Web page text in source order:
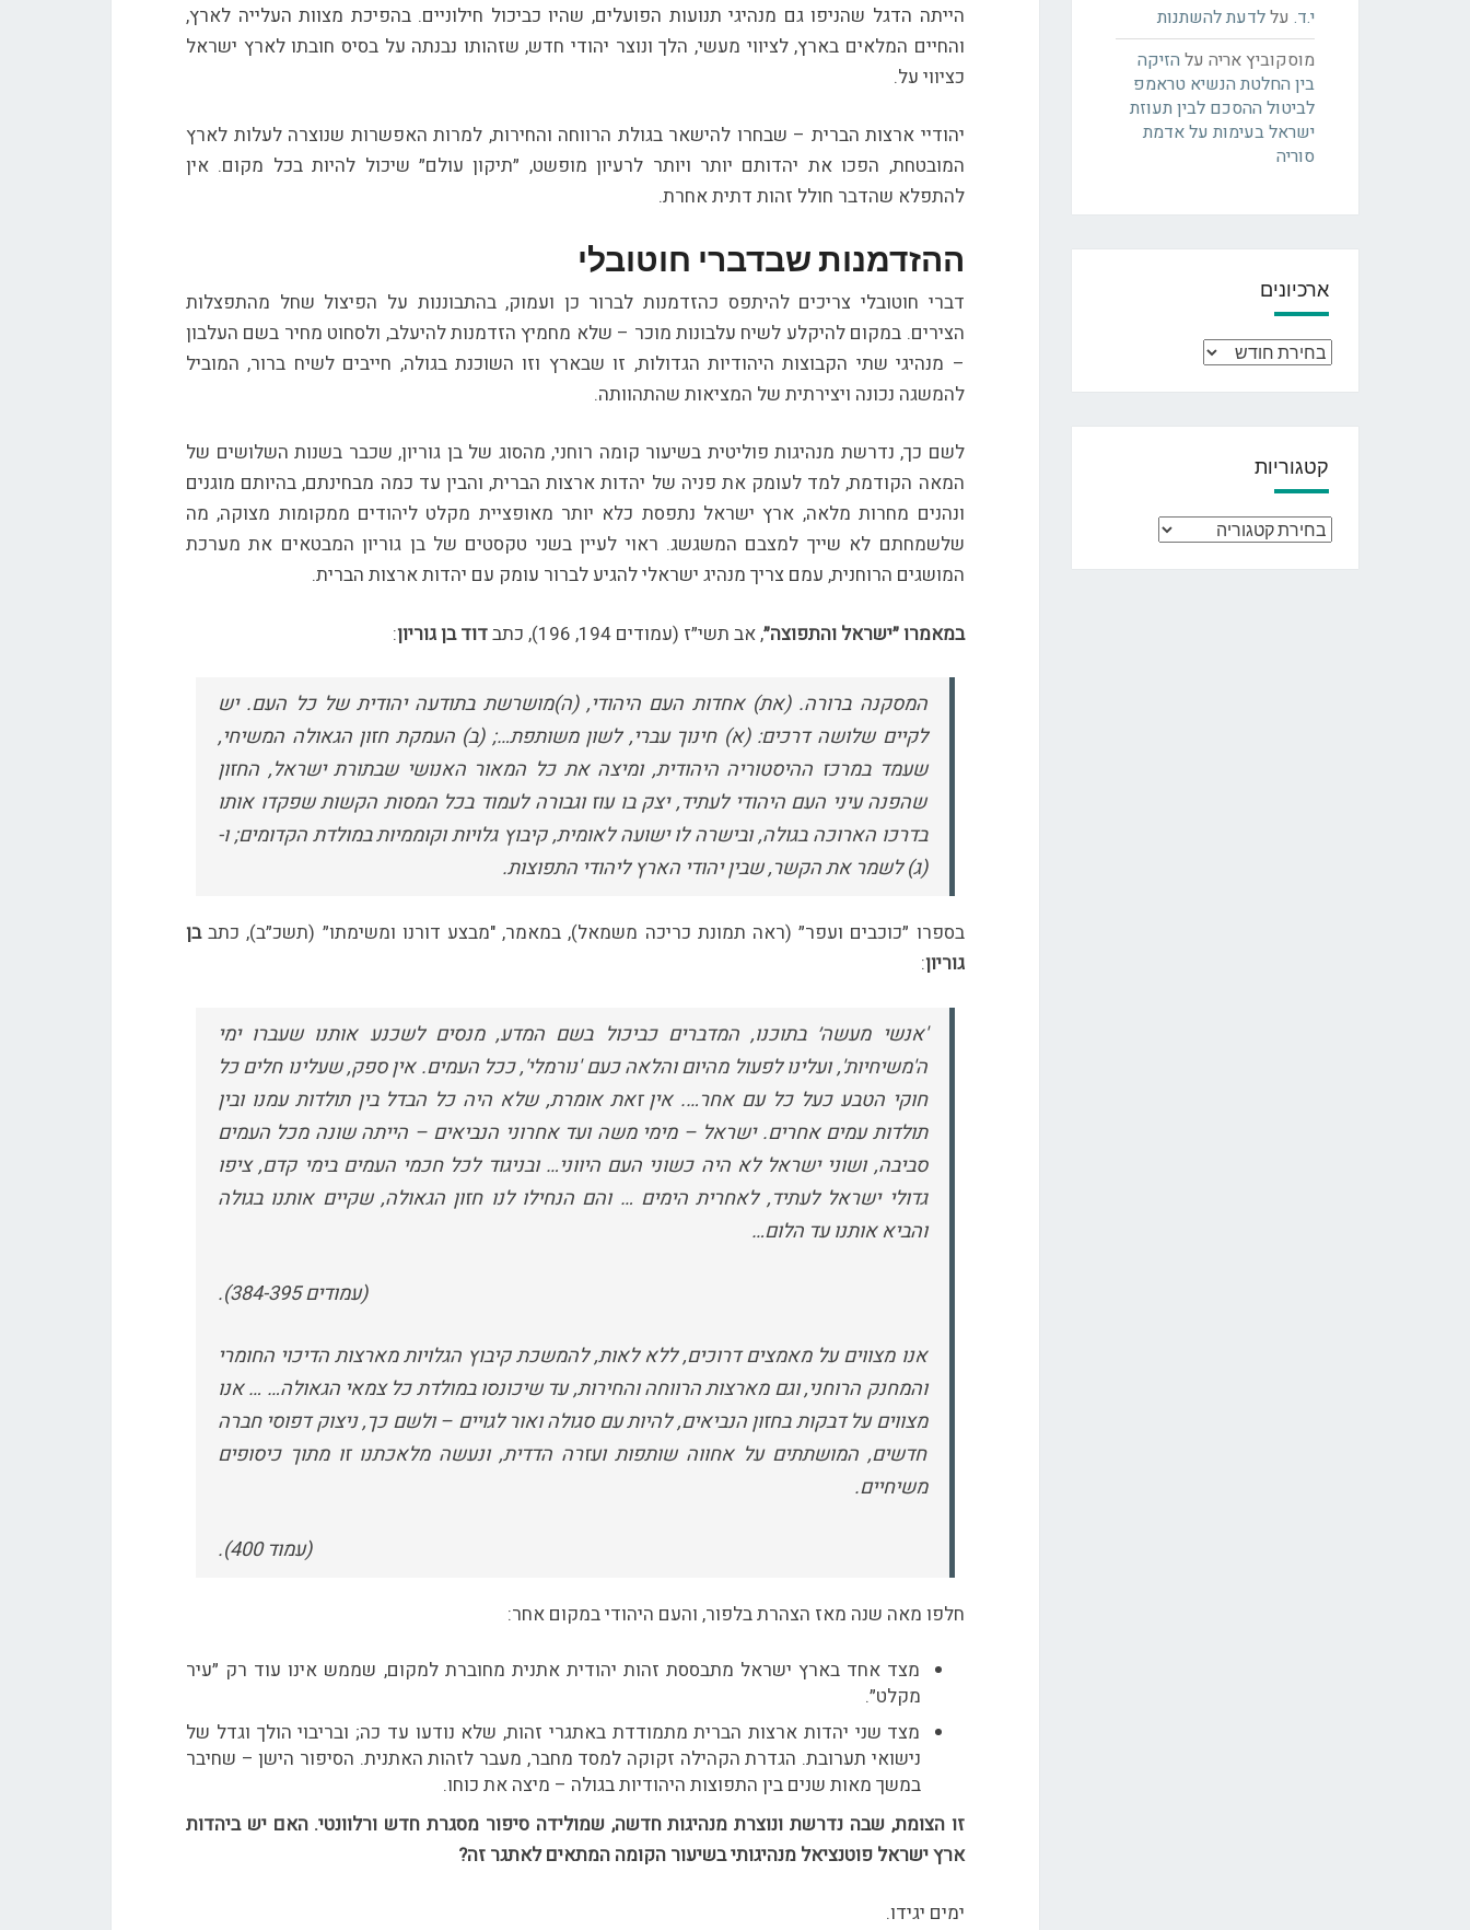
הייתה הדגל שהניפו גם מנהיגי תנועות הפועלים, שהיו כביכול חילוניים. בהפיכת מצוות העלייה לארץ,
והחיים המלאים בארץ, לציווי מעשי, הלך ונוצר יהודי חדש, שזהותו נבנתה על בסיס חובתו לארץ ישראל
כציווי על.
יהודיי ארצות הברית – שבחרו להישאר בגולת הרווחה והחירות, למרות האפשרות שנוצרה לעלות לארץ
המובטחת, הפכו את יהדותם יותר ויותר לרעיון מופשט, ״תיקון עולם״ שיכול להיות בכל מקום. אין
להתפלא שהדבר חולל זהות דתית אחרת.
ההזדמנות שבדברי חוטובלי
דברי חוטובלי צריכים להיתפס כהזדמנות לברור כן ועמוק, בהתבוננות על הפיצול שחל מהתפצלות
הצירים. במקום להיקלע לשיח עלבונות מוכר – שלא מחמיץ הזדמנות להיעלב, ולסחוט מחיר בשם העלבון
– מנהיגי שתי הקבוצות היהודיות הגדולות, זו שבארץ וזו השוכנת בגולה, חייבים לשיח ברור, המוביל
להמשגה נכונה ויצירתית של המציאות שהתהוותה.
לשם כך, נדרשת מנהיגות פוליטית בשיעור קומה רוחני, מהסוג של בן גוריון, שכבר בשנות השלושים של
המאה הקודמת, למד לעומק את פניה של יהדות ארצות הברית, והבין עד כמה מבחינתם, בהיותם מוגנים
ונהנים מחרות מלאה, ארץ ישראל נתפסת כלא יותר מאופציית מקלט ליהודים ממקומות מצוקה, מה
שלשמחתם לא שייך למצבם המשגשג. ראוי לעיין בשני טקסטים של בן גוריון המבטאים את מערכת
המושגים הרוחנית, עמם צריך מנהיג ישראלי להגיע לברור עומק עם יהדות ארצות הברית.
במאמרו ״ישראל והתפוצה״, אב תשי״ז (עמודים 194, 196), כתב דוד בן גוריון:
המסקנה ברורה. (את) אחדות העם היהודי, (ה)מושרשת בתודעה יהודית של כל העם. יש
לקיים שלושה דרכים: (א) חינוך עברי, לשון משותפת…; (ב) העמקת חזון הגאולה המשיחי,
שעמד במרכז ההיסטוריה היהודית, ומיצה את כל המאור האנושי שבתורת ישראל, החזון
שהפנה עיני העם היהודי לעתיד, יצק בו עוז וגבורה לעמוד בכל המסות הקשות שפקדו אותו
בדרכו הארוכה בגולה, ובישרה לו ישועה לאומית, קיבוץ גלויות וקוממיות במולדת הקדומים; ו-
(ג) לשמר את הקשר, שבין יהודי הארץ ליהודי התפוצות.
בספרו ״כוכבים ועפר״ (ראה תמונת כריכה משמאל), במאמר, "מבצע דורנו ומשימתו״ (תשכ״ב), כתבבן
גוריון:
'אנשי מעשה׳ בתוכנו, המדברים כביכול בשם המדע, מנסים לשכנע אותנו שעברו ימי
ה'משיחיות', ועלינו לפעול מהיום והלאה כעם 'נורמלי', ככל העמים. אין ספק, שעלינו חלים כל
חוקי הטבע כעל כל עם אחר…. אין זאת אומרת, שלא היה כל הבדל בין תולדות עמנו ובין
תולדות עמים אחרים. ישראל – מימי משה ועד אחרוני הנביאים – הייתה שונה מכל העמים
סביבה, ושוני ישראל לא היה כשוני העם היווני… ובניגוד לכל חכמי העמים בימי קדם, ציפו
גדולי ישראל לעתיד, לאחרית הימים … והם הנחילו לנו חזון הגאולה, שקיים אותנו בגולה
והביא אותנו עד הלום…
(עמודים 384-395).
אנו מצווים על מאמצים דרוכים, ללא לאות, להמשכת קיבוץ הגלויות מארצות הדיכוי החומרי
והמחנק הרוחני, וגם מארצות הרווחה והחירות, עד שיכונסו במולדת כל צמאי הגאולה… … אנו
מצווים על דבקות בחזון הנביאים, להיות עם סגולה ואור לגויים – ולשם כך, ניצוק דפוסי חברה
חדשים, המושתתים על אחווה שותפות ועזרה הדדית, ונעשה מלאכתנו זו מתוך כיסופים
משיחיים.
(עמוד 400).
חלפו מאה שנה מאז הצהרת בלפור, והעם היהודי במקום אחר:
מצד אחד בארץ ישראל מתבססת זהות יהודית אתנית מחוברת למקום, שממש אינו עוד רק ״עיר
מקלט״.
מצד שני יהדות ארצות הברית מתמודדת באתגרי זהות, שלא נודעו עד כה; ובריבוי הולך וגדל של
נישואי תערובת. הגדרת הקהילה זקוקה למסד מחבר, מעבר לזהות האתנית. הסיפור הישן – שחיבר
במשך מאות שנים בין התפוצות היהודיות בגולה – מיצה את כוחו.
זו הצומת, שבה נדרשת ונוצרת מנהיגות חדשה, שמולידה סיפור מסגרת חדש ורלוונטי. האם יש ביהדות
ארץ ישראל פוטנציאל מנהיגותי בשיעור הקומה המתאים לאתגר זה?
ימים יגידו.
י.ד. עללדעת להשתנות
מוסקוביץ אריה על הזיקה
בין החלטת הנשיא טראמפ
לביטול ההסכם לבין תעוזת
ישראל בעימות על אדמת
סוריה
ארכיונים
ארכיונים
קטגוריות
קטגוריות